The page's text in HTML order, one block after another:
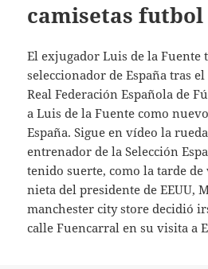
camisetas futbol
El exjugador Luis de la Fuente
seleccionador de España tras
Real Federación Española de
a Luis de la Fuente como
España. Sigue en vídeo la
entrenador de la Selección
tenido suerte, como la tarde
nieta del presidente de EEUU,
manchester city store decidió
calle Fuencarral en su visita a